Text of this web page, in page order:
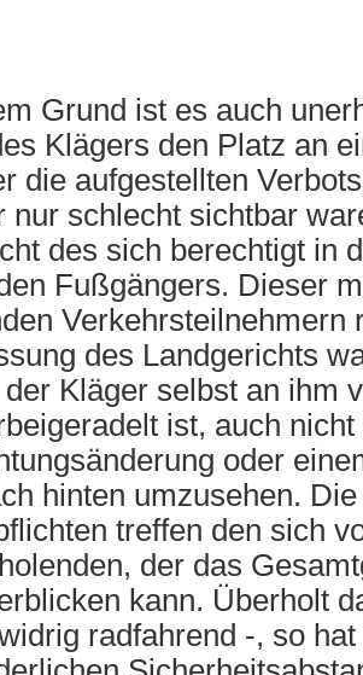
Grund ist es auch
Klägers den Platz an
die aufgestellten
nur schlecht sichtbar
des sich berechtigt in
Fußgängers. Dieser
Verkehrsteilnehmern
des Landgerichts
Kläger selbst an ihm
ist, auch
oder
hinten umzusehen.
treffen den sich
der das
kann. Überholt
radfahrend -, so